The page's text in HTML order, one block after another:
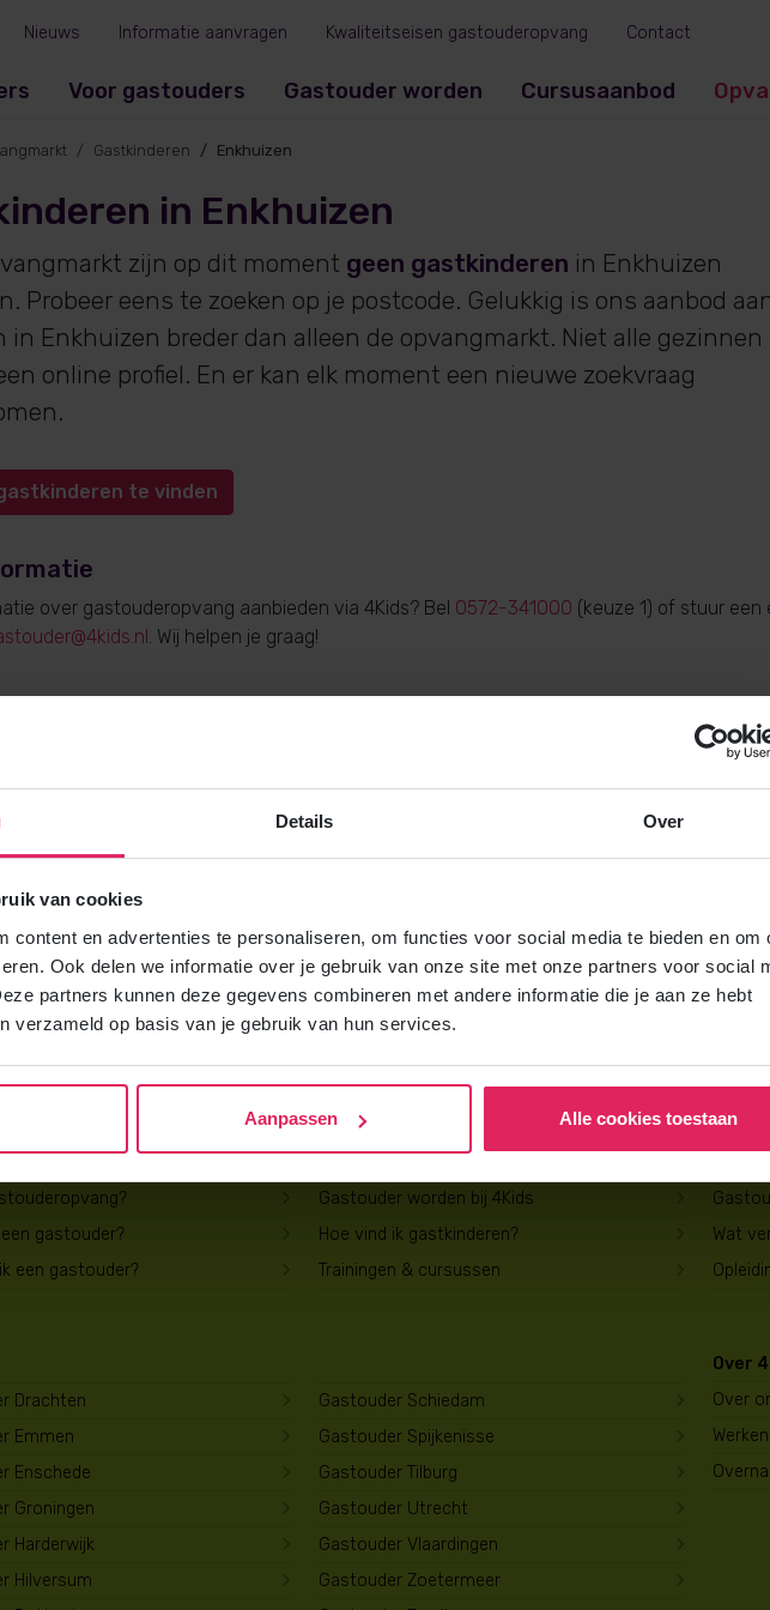
Details Over
van cookies
content en advertenties te personaliseren, om functies voor social media te bieden en om
Ook delen we informatie over je gebruik van onze site met onze partners voor social
partners kunnen deze gegevens combineren met andere informatie die je aan ze hebt
verzameld op basis van je gebruik van hun services.
Aanpassen Alle cookies toestaan
Voor gastouders Gastouder worden Cursusaanbod
Nieuws Informatie aanvragen Kwaliteitseisen gastouderopvang Contact
Gastkinderen Enkhuizen
in Enkhuizen
zijn op dit moment geen gastkinderen in Enkhuizen
Probeer eens te zoeken op je postcode. Gelukkig is ons aanbod
in Enkhuizen breder dan alleen de opvangmarkt. Niet alle gezinnen
online profiel. En er kan elk moment een nieuwe zoekvraag
te vinden
over gastouderopvang aanbieden via 4Kids? Bel 0572-341000 (keuze 1) of stuur een
. Wij helpen je graag!
Brochure aanvragen
gastouder?
een gastouder?
Gastouder worden bij 4Kids
Hoe vind ik gastkinderen?
Trainingen & cursussen
Wat
Drachten
Emmen
Enschede
Groningen
Harderwijk
Hilversum
Gastouder Schiedam
Gastouder Spijkenisse
Gastouder Tilburg
Gastouder Utrecht
Gastouder Vlaardingen
Gastouder Zoetermeer
Over
Over